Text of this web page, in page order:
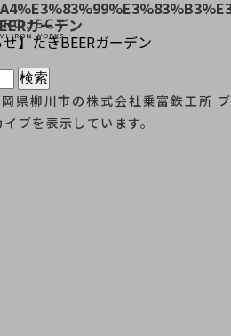
ガーデン
】たきBEERガーデン
県柳川市の株式会社乗富鉄工所 ブ
ブを表示しています。